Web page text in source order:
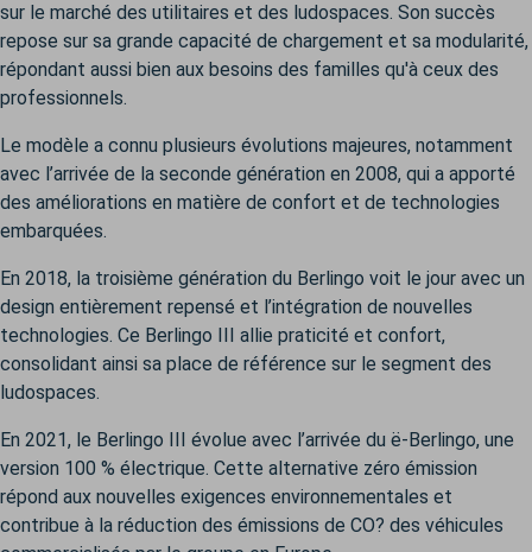
sur le marché des utilitaires et des ludospaces. Son succès
repose sur sa grande capacité de chargement et sa modularité,
répondant aussi bien aux besoins des familles qu'à ceux des
professionnels.
Le modèle a connu plusieurs évolutions majeures, notamment
avec l’arrivée de la seconde génération en 2008, qui a apporté
des améliorations en matière de confort et de technologies
embarquées.
En 2018, la troisième génération du Berlingo voit le jour avec un
design entièrement repensé et l’intégration de nouvelles
technologies. Ce Berlingo III allie praticité et confort,
consolidant ainsi sa place de référence sur le segment des
ludospaces.
En 2021, le Berlingo III évolue avec l’arrivée du ë-Berlingo, une
version 100 % électrique. Cette alternative zéro émission
répond aux nouvelles exigences environnementales et
contribue à la réduction des émissions de CO? des véhicules